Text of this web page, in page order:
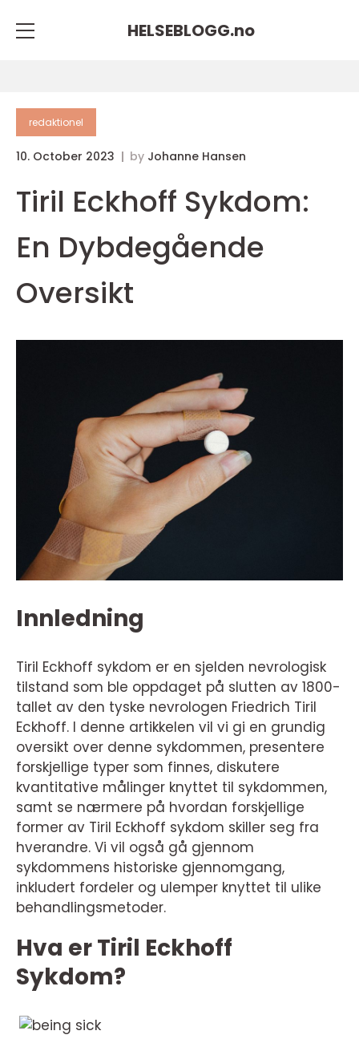
HELSEBLOGG.no
redaktionel
10. October 2023 by Johanne Hansen
Tiril Eckhoff Sykdom:
En Dybdegående
Oversikt
Innledning
Tiril Eckhoff sykdom er en sjelden nevrologisk
tilstand som ble oppdaget på slutten av 1800-
tallet av den tyske nevrologen Friedrich Tiril
Eckhoff. I denne artikkelen vil vi gi en grundig
oversikt over denne sykdommen, presentere
forskjellige typer som finnes, diskutere
kvantitative målinger knyttet til sykdommen,
samt se nærmere på hvordan forskjellige
former av Tiril Eckhoff sykdom skiller seg fra
hverandre. Vi vil også gå gjennom
sykdommens historiske gjennomgang,
inkludert fordeler og ulemper knyttet til ulike
behandlingsmetoder.
Hva er Tiril Eckhoff
Sykdom?